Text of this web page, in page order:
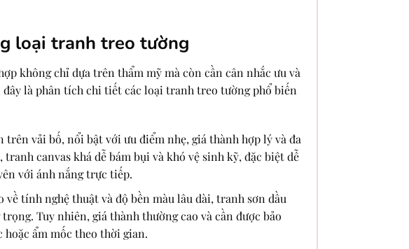
loại tranh treo tường
không chỉ dựa trên thẩm mỹ mà còn cần cân nhắc ưu và
là phân tích chi tiết các loại tranh treo tường phổ biến
vải bố, nổi bật với ưu điểm nhẹ, giá thành hợp lý và đa
canvas khá dễ bám bụi và khó vệ sinh kỹ, đặc biệt dễ
với ánh nắng trực tiếp.
về tính nghệ thuật và độ bền màu lâu dài, tranh sơn dầu
Tuy nhiên, giá thành thường cao và cần được bảo
ẩm mốc theo thời gian.